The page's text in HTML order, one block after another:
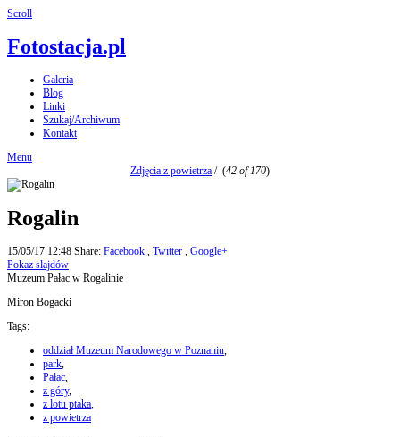
Scroll
Fotostacja.pl
Galeria
Blog
Linki
Szukaj/Archiwum
Kontakt
Menu
Zdjęcia z powietrza / (42 of 170)
Rogalin
15/05/17 12:48 Share: Facebook , Twitter , Google+
Pokaz slajdów
Muzeum Pałac w Rogalinie
Miron Bogacki
Tags:
oddział Muzeum Narodowego w Poznaniu,
park,
Pałac,
z góry,
z lotu ptaka,
z powietrza